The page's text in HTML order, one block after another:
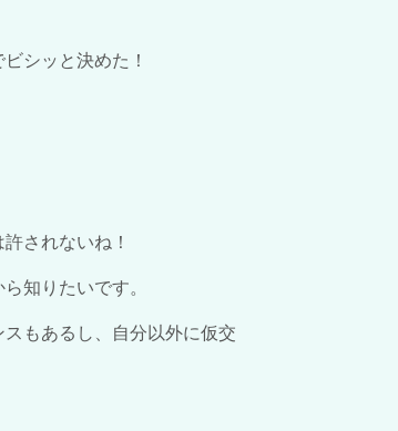
シッと決めた！
されないね！
知りたいです。
もあるし、自分以外に仮交